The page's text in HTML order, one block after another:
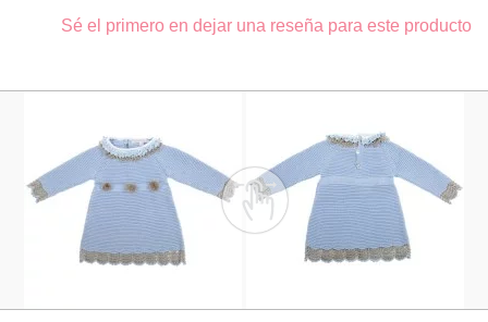
Sé el primero en dejar una reseña para este producto